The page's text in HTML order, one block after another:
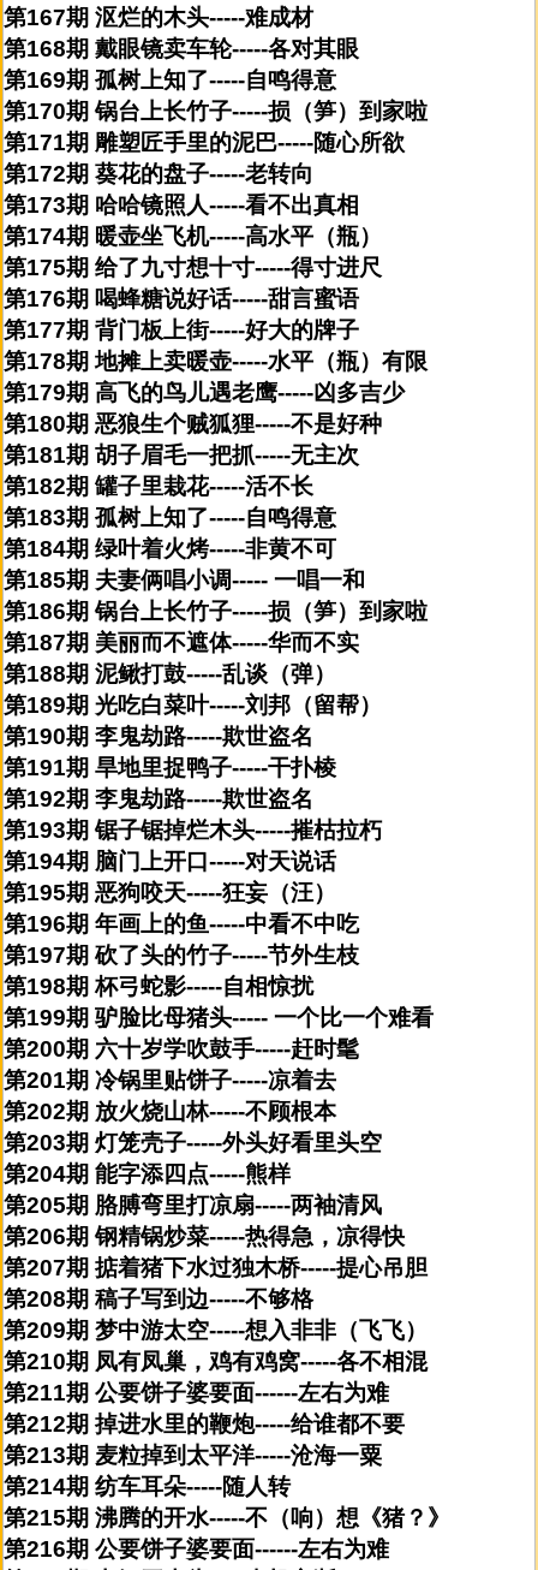
第167期 沤烂的木头-----难成材
第168期 戴眼镜卖车轮-----各对其眼
第169期 孤树上知了-----自鸣得意
第170期 锅台上长竹子-----损（笋）到家啦
第171期 雕塑匠手里的泥巴-----随心所欲
第172期 葵花的盘子-----老转向
第173期 哈哈镜照人-----看不出真相
第174期 暖壶坐飞机-----高水平（瓶）
第175期 给了九寸想十寸-----得寸进尺
第176期 喝蜂糖说好话-----甜言蜜语
第177期 背门板上街-----好大的牌子
第178期 地摊上卖暖壶-----水平（瓶）有限
第179期 高飞的鸟儿遇老鹰-----凶多吉少
第180期 恶狼生个贼狐狸-----不是好种
第181期 胡子眉毛一把抓-----无主次
第182期 罐子里栽花-----活不长
第183期 孤树上知了-----自鸣得意
第184期 绿叶着火烤-----非黄不可
第185期 夫妻俩唱小调----- 一唱一和
第186期 锅台上长竹子-----损（笋）到家啦
第187期 美丽而不遮体-----华而不实
第188期 泥鳅打鼓-----乱谈（弹）
第189期 光吃白菜叶-----刘邦（留帮）
第190期 李鬼劫路-----欺世盗名
第191期 旱地里捉鸭子-----干扑棱
第192期 李鬼劫路-----欺世盗名
第193期 锯子锯掉烂木头-----摧枯拉朽
第194期 脑门上开口-----对天说话
第195期 恶狗咬天-----狂妄（汪）
第196期 年画上的鱼-----中看不中吃
第197期 砍了头的竹子-----节外生枝
第198期 杯弓蛇影-----自相惊扰
第199期 驴脸比母猪头----- 一个比一个难看
第200期 六十岁学吹鼓手-----赶时髦
第201期 冷锅里贴饼子-----凉着去
第202期 放火烧山林-----不顾根本
第203期 灯笼壳子-----外头好看里头空
第204期 能字添四点-----熊样
第205期 胳膊弯里打凉扇-----两袖清风
第206期 钢精锅炒菜-----热得急，凉得快
第207期 掂着猪下水过独木桥-----提心吊胆
第208期 稿子写到边-----不够格
第209期 梦中游太空-----想入非非（飞飞）
第210期 凤有凤巢，鸡有鸡窝-----各不相混
第211期 公要饼子婆要面------左右为难
第212期 掉进水里的鞭炮-----给谁都不要
第213期 麦粒掉到太平洋-----沧海一粟
第214期 纺车耳朵-----随人转
第215期 沸腾的开水-----不（响）想《猪？》
第216期 公要饼子婆要面------左右为难